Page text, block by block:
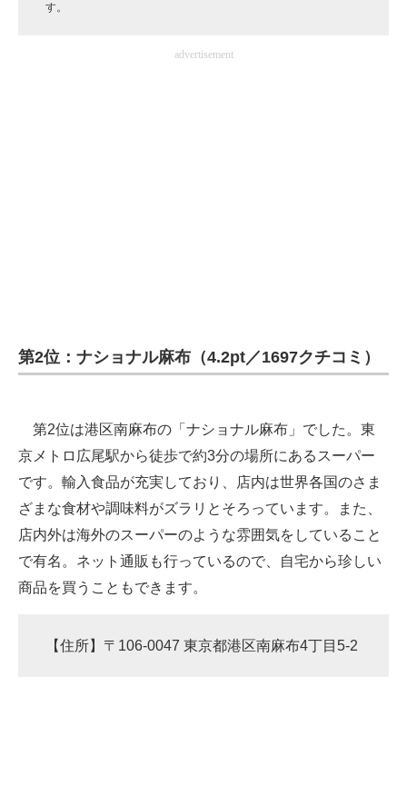
す。
advertisement
第2位：ナショナル麻布（4.2pt／1697クチコミ）
第2位は港区南麻布の「ナショナル麻布」でした。東
京メトロ広尾駅から徒歩で約3分の場所にあるスーパー
です。輸入食品が充実しており、店内は世界各国のさま
ざまな食材や調味料がズラリとそろっています。また、
店内外は海外のスーパーのような雰囲気をしていること
で有名。ネット通販も行っているので、自宅から珍しい
商品を買うこともできます。
【住所】〒106-0047 東京都港区南麻布4丁目5-2